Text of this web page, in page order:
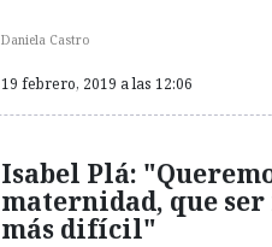
Daniela Castro
19 febrero, 2019 a las 12:06
Isabel Plá:
maternidad, que ser
más difícil"